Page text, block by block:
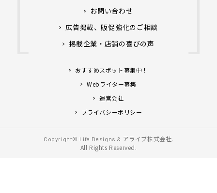
お問い合わせ
広告掲載、販促強化のご相談
掲載企業・店舗の喜びの声
おすすめスポット募集中！
Webライター募集
運営会社
プライバシーポリシー
Copyright© Life Designs & アライブ株式会社.
All Rights Reserved.